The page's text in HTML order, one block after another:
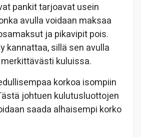
pankit tarjoavat usein
avulla voidaan maksaa
ja pikavipit pois.
kannattaa, sillä sen avulla
kuluissa.
korkoa isompiin
johtuen kulutusluottojen
saada alhaisempi korko